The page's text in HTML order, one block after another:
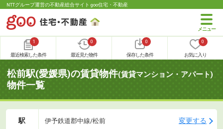
NTTグループ運営の不動産総合サイト goo住宅・不動産
1
最近検索した条件
0
最近見た物件
0
保存した条件
0
お気に入り
松前駅(愛媛県)の賃貸物件(賃貸マンション・アパート)
物件一覧
駅 伊予鉄道郡中線/松前 変更する